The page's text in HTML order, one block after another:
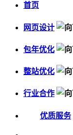
首页
网页设计
包年优化
整站优化
行业合作
优质服务